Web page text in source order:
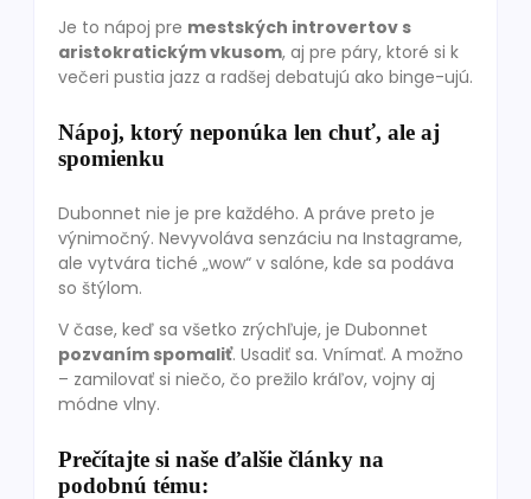
Je to nápoj pre mestských introvertov s
aristokratickým vkusom, aj pre páry, ktoré si k
večeri pustia jazz a radšej debatujú ako binge-ujú.
Nápoj, ktorý neponúka len chuť, ale aj
spomienku
Dubonnet nie je pre každého. A práve preto je
výnimočný. Nevyvoláva senzáciu na Instagrame,
ale vytvára tiché „wow“ v salóne, kde sa podáva
so štýlom.
V čase, keď sa všetko zrýchľuje, je Dubonnet
pozvaním spomaliť. Usadiť sa. Vnímať. A možno
– zamilovať si niečo, čo prežilo kráľov, vojny aj
módne vlny.
Prečítajte si naše ďalšie články na
podobnú tému: